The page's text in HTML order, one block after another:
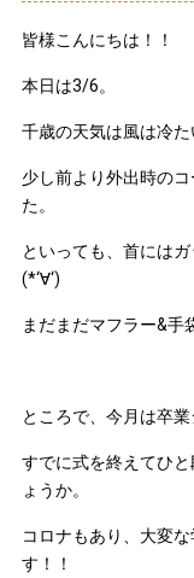
皆様こんにちは！！
本日は3/6。
千歳の天気は風は冷
少し前より外出時の
た。
といっても、首には
(*‘∀‘)
まだまだマフラー&手
ところで、今月は卒業
すでに式を終えてひ
ょうか。
コロナもあり、大変
す！！